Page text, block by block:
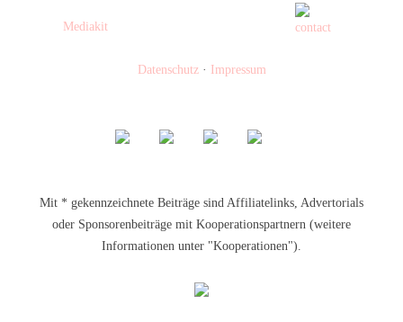
Mediakit
Datenschutz· Impressum
Mit * gekennzeichnete Beiträge sind Affiliatelinks, Advertorials
oder Sponsorenbeiträge mit Kooperationspartnern (weitere
Informationen unter "Kooperationen").